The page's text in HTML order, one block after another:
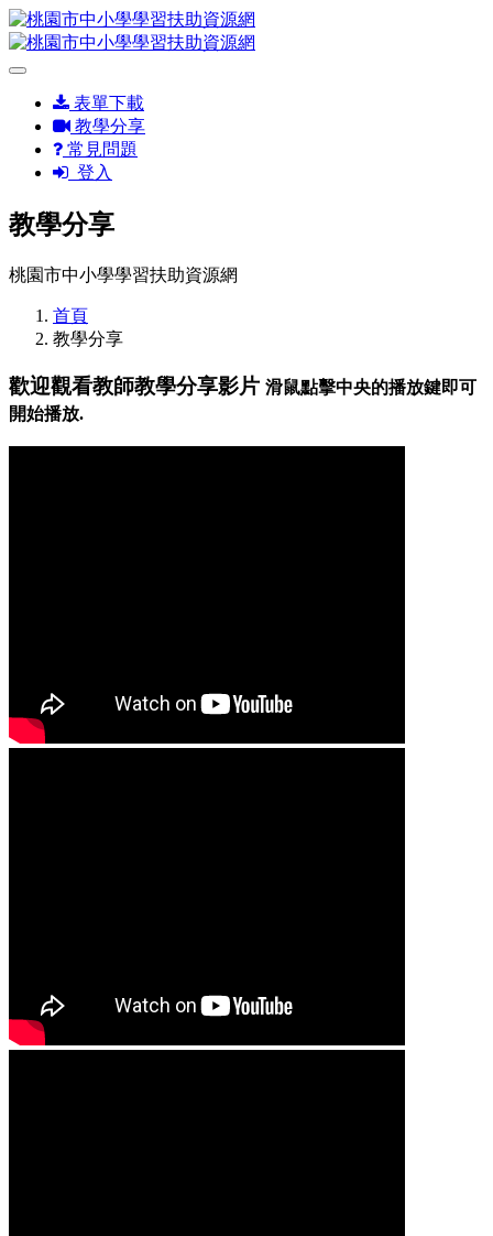
表單下載
教學分享
常見問題
登入
教學分享
桃園市中小學學習扶助資源網
首頁
教學分享
歡迎觀看教師教學分享影片 滑鼠點擊中央的播放鍵即可
開始播放.